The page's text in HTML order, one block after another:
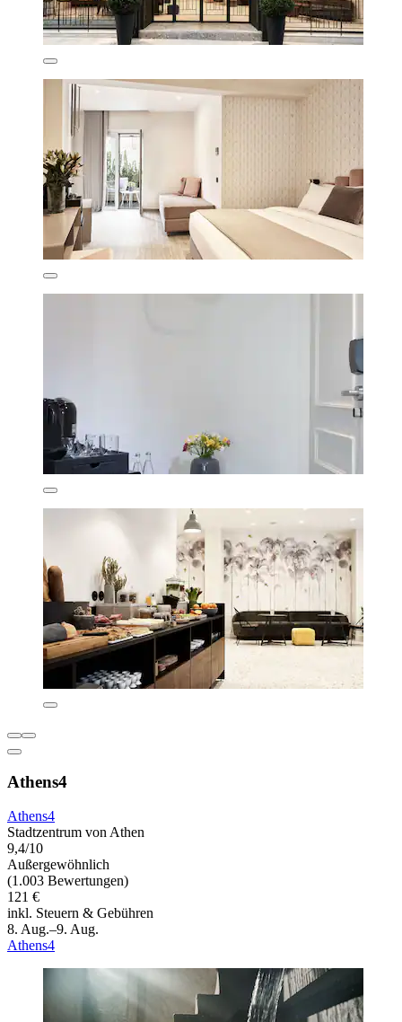
Athens4
Athens4
Stadtzentrum von Athen
9,4/10
Außergewöhnlich
(1.003 Bewertungen)
121 €
inkl. Steuern & Gebühren
8. Aug.–9. Aug.
Athens4